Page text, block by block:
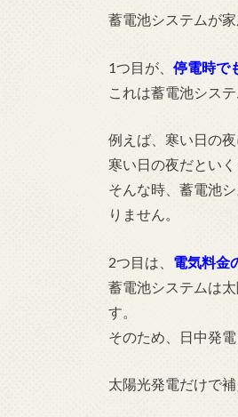
蓄電池システムが
1つ目が、 停電時で
これは蓄電池シス
例えば、寒い日の
寒い日の夜だとい
そんな時、蓄電池
りません。
2つ目は、 電気料金
蓄電池システムは
す。
そのため、日中発
太陽光発電だけで